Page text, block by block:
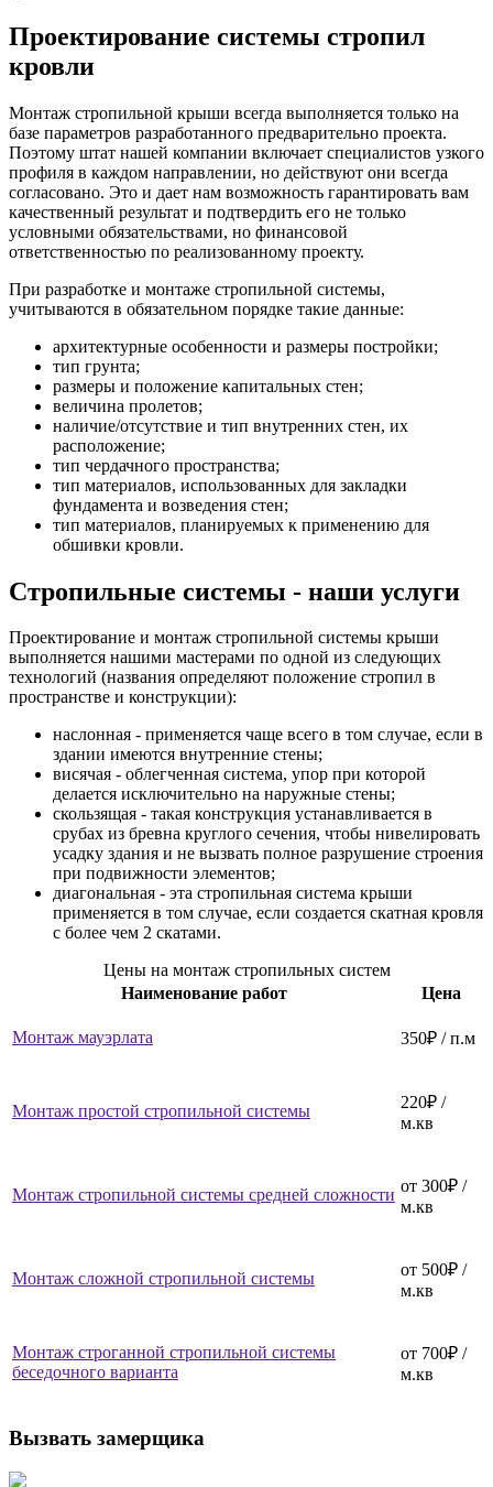
Проектирование системы стропил
кровли
Монтаж стропильной крыши всегда выполняется только на
базе параметров разработанного предварительно проекта.
Поэтому штат нашей компании включает специалистов узкого
профиля в каждом направлении, но действуют они всегда
согласовано. Это и дает нам возможность гарантировать вам
качественный результат и подтвердить его не только
условными обязательствами, но финансовой
ответственностью по реализованному проекту.
При разработке и монтаже стропильной системы,
учитываются в обязательном порядке такие данные:
архитектурные особенности и размеры постройки;
тип грунта;
размеры и положение капитальных стен;
величина пролетов;
наличие/отсутствие и тип внутренних стен, их
расположение;
тип чердачного пространства;
тип материалов, использованных для закладки
фундамента и возведения стен;
тип материалов, планируемых к применению для
обшивки кровли.
Стропильные системы - наши услуги
Проектирование и монтаж стропильной системы крыши
выполняется нашими мастерами по одной из следующих
технологий (названия определяют положение стропил в
пространстве и конструкции):
наслонная - применяется чаще всего в том случае, если в
здании имеются внутренние стены;
висячая - облегченная система, упор при которой
делается исключительно на наружные стены;
скользящая - такая конструкция устанавливается в
срубах из бревна круглого сечения, чтобы нивелировать
усадку здания и не вызвать полное разрушение строения
при подвижности элементов;
диагональная - эта стропильная система крыши
применяется в том случае, если создается скатная кровля
с более чем 2 скатами.
Цены на монтаж стропильных систем
Наименование работ
Цена
Монтаж мауэрлата 350₽ / п.м
Монтаж простой стропильной системы
220₽ /
м.кв
Монтаж стропильной системы средней сложности от 300₽ /
м.кв
Монтаж сложной стропильной системы
от 500₽ /
м.кв
Монтаж строганной стропильной системы
беседочного варианта
от 700₽ /
м.кв
Вызвать замерщика